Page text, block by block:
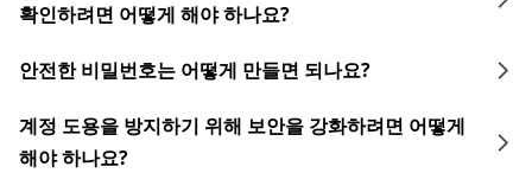
확인하려면 어떻게 해야 하나요?
안전한 비밀번호는 어떻게 만들면 되나요?
계정 도용을 방지하기 위해 보안을 강화하려면 어떻게
해야 하나요?